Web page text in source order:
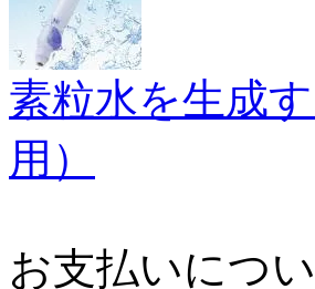
素粒水を生成
用）
お支払いにつ